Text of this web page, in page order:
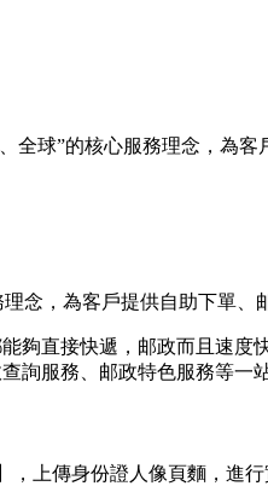
全球”的核心服務理念，為
念，為客戶提供自助下單、
夠直接快遞，邮政而且速
詢服務、邮政特色服務等一
上傳身份證人像頁麵，進行